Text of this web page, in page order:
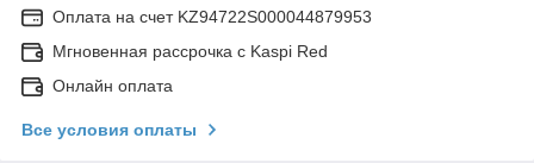
Оплата на счет KZ94722S000044879953
Мгновенная рассрочка с Kaspi Red
Онлайн оплата
Все условия оплаты